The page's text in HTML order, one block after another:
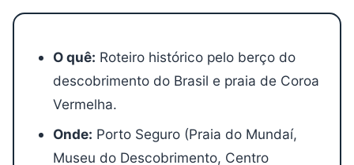
O quê: Roteiro histórico pelo berço do
descobrimento do Brasil e praia de Coroa
Vermelha.
Onde: Porto Seguro (Praia do Mundaí,
Museu do Descobrimento, Centro